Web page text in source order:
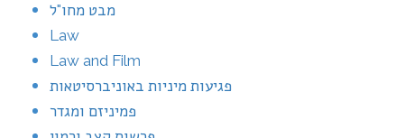
מבט מחו"ל
Law
Law and Film
פגיעות מיניות באוניברסיטאות
פמיניזם ומגדר